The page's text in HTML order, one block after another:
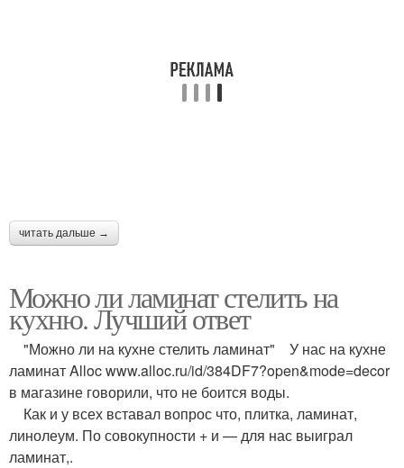
читать дальше →
Можно ли ламинат стелить на
кухню. Лучший ответ
"Можно ли на кухне стелить ламинат" У нас на кухне
ламинат Alloc www.alloc.ru/id/384DF7?open&mode=decor
в магазине говорили, что не боится воды.
Как и у всех вставал вопрос что, плитка, ламинат,
линолеум. По совокупности + и — для нас выиграл
ламинат,.